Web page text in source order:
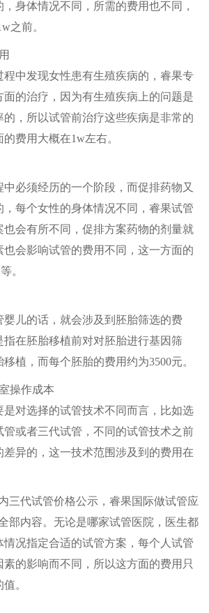
身体情况不同，所需的费用也不同，
之前。
程中发现女性患有生殖疾病的，睿果专
面的治疗，因为有生殖疾病上的问题是
，所以试管前治疗这些疾病是非常的
费用大概在1w左右。
必须经历的一个阶段，而促排药物又
每个女性的身体情况不同，睿果试管
也会有所不同，促排方案药物的剂量就
会影响试管的费用不同，这一方面的
。
婴儿的话，就会涉及到胚胎筛选的费
指在胚胎移植前对对胚胎进行基因筛
植，而每个胚胎的费用约为3500元。
操作成本
是对选择的试管技术不同而言，比如选
管或者三代试管，不同的试管技术之前
差异的，这一技术范围涉及到的费用在
三代试管价格公示，睿果国际做试管应
部内容。无论是哪家试管医院，医生都
况指定合适的试管方案，每个人试管
的影响而不同，所以这方面的费用只
。